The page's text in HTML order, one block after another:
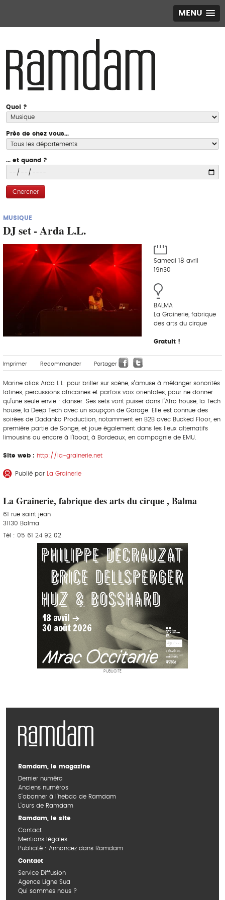
MENU
Quoi ?
Près de chez vous...
... et quand ?
Chercher
MUSIQUE
DJ set - Arda L.L.
Samedi 18 avril
19h30
BALMA
La Grainerie, fabrique
des arts du cirque
Gratuit !
Imprimer Recommander Partager
Marine alias Arda L.L. pour briller sur scène, s’amuse à mélanger sonorités
latines, percussions africaines et parfois voix orientales, pour ne donner
qu’une seule envie : danser. Ses sets vont puiser dans l’Afro house, la Tech
house, la Deep Tech avec un soupçon de Garage. Elle est connue des
soirées de Dadanko Production, notamment en B2B avec Bucked Floor, en
première partie de Songe, et joue également dans les lieux alternatifs
limousins ou encore à l’Iboat, à Bordeaux, en compagnie de EMU.
Site web : http://la-grainerie.net
Publié par La Grainerie
La Grainerie, fabrique des arts du cirque , Balma
61 rue saint jean
31130 Balma
Tél : 05 61 24 92 02
PUBLICITÉ
Ramdam, le magazine
Dernier numéro
Anciens numéros
S’abonner à l’hebdo de Ramdam
L’ours de Ramdam
Ramdam, le site
Contact
Mentions légales
Publicité : Annoncez dans Ramdam
Contact
Service Diffusion
Agence Ligne Sud
Qui sommes nous ?